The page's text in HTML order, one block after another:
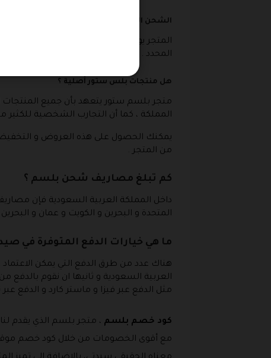
الشحن المجاني بلسم ستور
المتجر يوفر امكانية الحصول على الشحن
المحدد .
هل منتجات بلس ستور أصلية ؟
المملكة ، كما أن التجارب الشخصية للكثير
يمكنك الحصول على هذه العروض و
من المتجر .
كم تبلغ مصاريف شحن بلسم ؟
المتحدة و البحرين و الكويت و عمان و البحرين فإن
ما هي خيارات الدفع المتوفرة في
هناك عدد من طرق الدفع التي يمكن
العربية السعودية و ثانيها ان نقوم بالدفع
مثل الدفع عبر فيزا و ماستر كارد و الدفع
كود خصم بلسم ، متجر بلسم الذي يقدم
مع أقوى الخصومات من خلال كود خصم موقع